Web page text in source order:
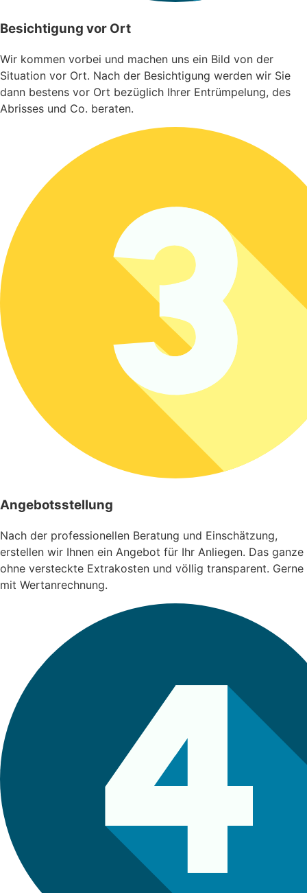
Besichtigung vor Ort
Wir kommen vorbei und machen uns ein Bild von der
Situation vor Ort. Nach der Besichtigung werden wir Sie
dann bestens vor Ort bezüglich Ihrer Entrümpelung, des
Abrisses und Co. beraten.
Angebotsstellung
Nach der professionellen Beratung und Einschätzung,
erstellen wir Ihnen ein Angebot für Ihr Anliegen. Das ganze
ohne versteckte Extrakosten und völlig transparent. Gerne
mit Wertanrechnung.